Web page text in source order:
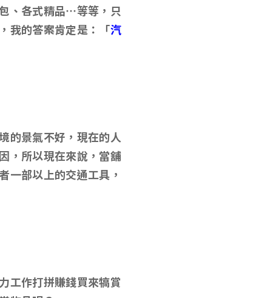
、各式精品…等等，只
我的答案肯定是：「汽
的景氣不好，現在的人
，所以現在來說，當舖
一部以上的交通工具，
工作打拼賺錢買來犒賞